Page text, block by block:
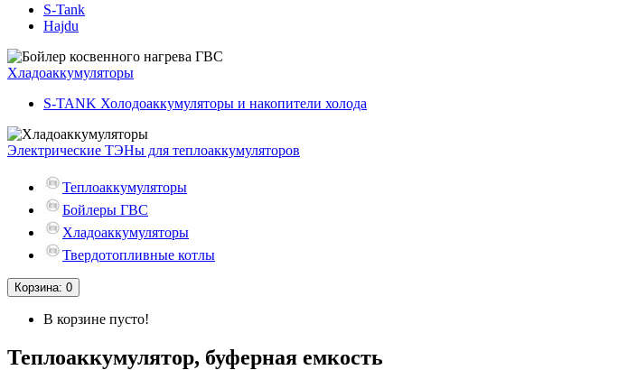
S-Tank
Hajdu
Хладоаккумуляторы
S-TANK Холодоаккумуляторы и накопители холода
Электрические ТЭНы для теплоаккумуляторов
Теплоаккумуляторы
Бойлеры ГВС
Хладоаккумуляторы
Твердотопливные котлы
Корзина: 0
В корзине пусто!
Теплоаккумулятор, буферная емкость